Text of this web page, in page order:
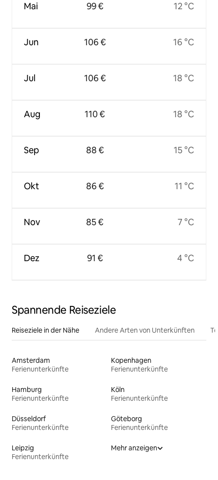
Mai
Jun
Jul
Aug
Sep
Okt
Nov
Dez
99 €
106 €
106 €
110 €
88 €
86 €
85 €
91 €
12 °C
16 °C
18 °C
18 °C
15 °C
11 °C
7 °C
4 °C
Spannende Reiseziele
Reiseziele in der Nähe Andere Arten von Unterkünften
Amsterdam
Ferienunterkünfte
Kopenhagen
Ferienunterkünfte
Hamburg
Ferienunterkünfte
Köln
Ferienunterkünfte
Düsseldorf
Ferienunterkünfte
Göteborg
Ferienunterkünfte
Leipzig
Ferienunterkünfte
Mehr anzeigen